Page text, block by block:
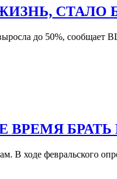
СТАЛО
выросла до 50%,
ВРЕМЯ
ходе февральского